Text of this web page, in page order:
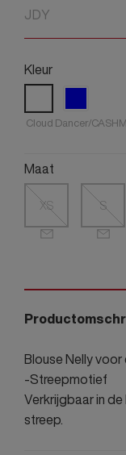
JDY
Kleur
Cloud Dancer/
Maat
XS S
Blouse Nelly voor
-Streepmotief
Verkrijgbaar in
streep.